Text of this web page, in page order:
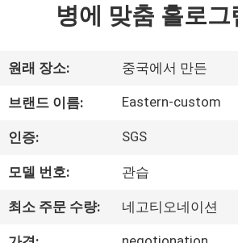
품
우
리
병에 맞춤 홀로그
원래 장소: 중국에서 만든
브랜드 이름: Eastern-custom
인증: SGS
모델 번호: 관습
최소 주문 수량: 네고티오네이션